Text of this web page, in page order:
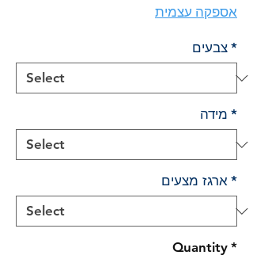
אספקה עצמית
צבעים *
מידה *
ארגז מצעים *
Quantity *